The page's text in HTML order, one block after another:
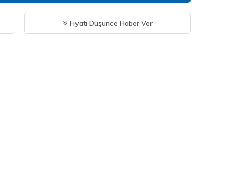
Fiyatı Düşünce Haber Ver